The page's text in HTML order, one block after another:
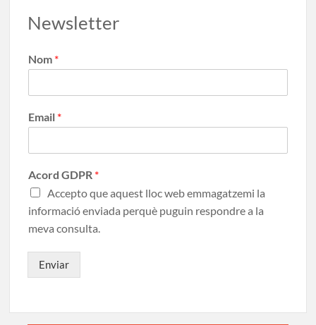
Newsletter
Nom *
Email *
Acord GDPR *
Accepto que aquest lloc web emmagatzemi la
informació enviada perquè puguin respondre a la
meva consulta.
Enviar